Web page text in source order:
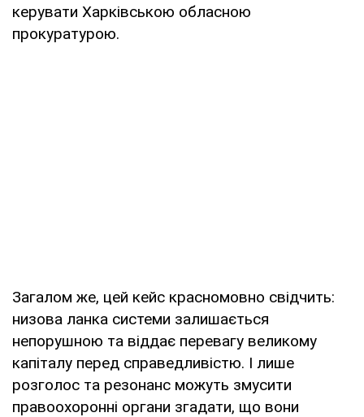
керувати Харківською обласною
прокуратурою.
Загалом же, цей кейс красномовно свідчить:
низова ланка системи залишається
непорушною та віддає перевагу великому
капіталу перед справедливістю. І лише
розголос та резонанс можуть змусити
правоохоронні органи згадати, що вони